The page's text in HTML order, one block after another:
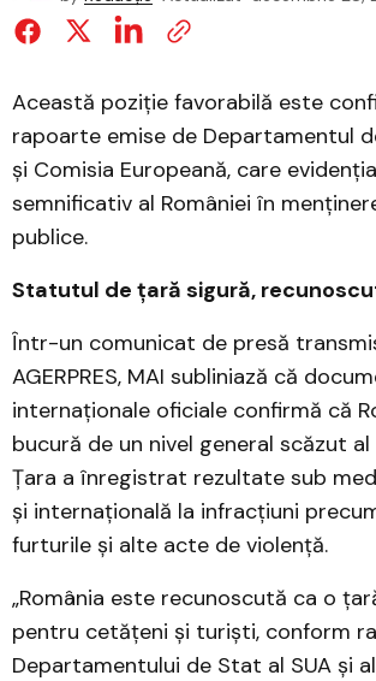
Această poziție favorabilă este
rapoarte emise de Departamentul
și Comisia Europeană, care
semnificativ al României în
publice.
Statutul de țară sigură,
Într-un comunicat de presă
AGERPRES, MAI subliniază că
internaționale oficiale confirmă că
bucură de un nivel general scăzut
Țara a înregistrat rezultate sub
și internațională la infracțiuni
furturile și alte acte de violență.
„România este recunoscută ca o
pentru cetățeni și turiști, conform
Departamentului de Stat al SUA și